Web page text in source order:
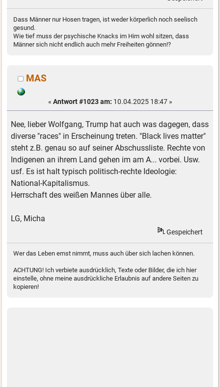
Dass Männer nur Hosen tragen, ist weder körperlich noch seelisch
gesund.
Wie tief muss der psychische Knacks im Hirn wohl sitzen, dass
Männer sich nicht endlich auch mehr Freiheiten gönnen!?
MAS
« Antwort #1023 am: 10.04.2025 18:47 »
Nee, lieber Wolfgang, Trump hat auch was dagegen, dass
diverse "races" in Erscheinung treten. "Black lives matter"
steht z.B. genau so auf seiner Abschussliste. Rechte von
Indigenen an ihrem Land gehen im am A... vorbei. Usw.
usf. Es ist halt typisch politisch-rechte Ideologie:
National-Kapitalismus.
Herrschaft des weißen Mannes über alle.
LG, Micha
Gespeichert
Wer das Leben ernst nimmt, muss auch über sich lachen können.
ACHTUNG! Ich verbiete ausdrücklich, Texte oder Bilder, die ich hier
einstelle, ohne meine ausdrückliche Erlaubnis auf andere Seiten zu
kopieren!